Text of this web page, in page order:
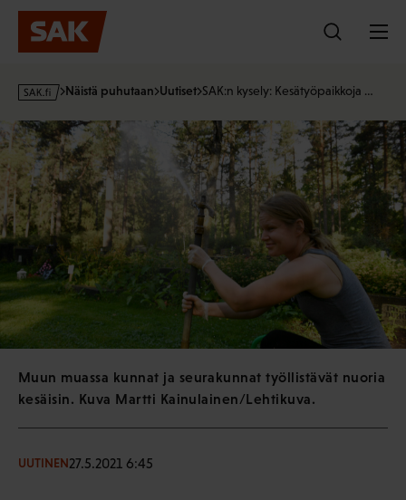
Hyppää
sisältöön
s
k
·
f
i
Näistä puhutaan Uutiset SAK:n kysely: Kesätyöpaikkoja …
Muun muassa kunnat ja seurakunnat työllistävät nuoria
kesäisin. Kuva Martti Kainulainen/Lehtikuva.
UUTINEN27.5.2021 6:45